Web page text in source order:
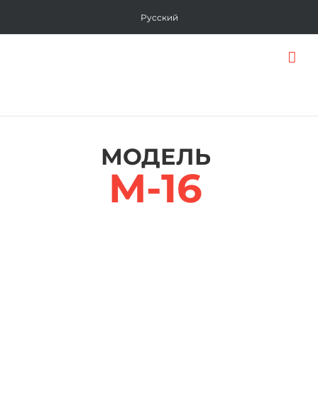
Русский
МОДЕЛЬ
M-16